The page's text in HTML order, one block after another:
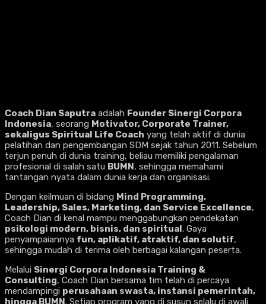
Coach Dian Saputra adalah Founder Sinergi Corpora
Indonesia, seorang Motivator, Corporate Trainer,
sekaligus Spiritual Life Coach yang telah aktif di dunia
pelatihan dan pengembangan SDM sejak tahun 2011. Sebelum
terjun penuh di dunia training, beliau memiliki pengalaman
profesional di salah satu BUMN, sehingga memahami
tantangan nyata dalam dunia kerja dan organisasi.
Dengan keilmuan di bidang Mind Programming,
Leadership, Sales, Marketing, dan Service Excellence,
Coach Dian di kenal mampu menggabungkan pendekatan
psikologi modern, bisnis, dan spiritual. Gaya
penyampaiannya fun, aplikatif, atraktif, dan solutif,
sehingga mudah di terima oleh berbagai kalangan peserta.
Melalui Sinergi Corpora Indonesia Training &
Consulting, Coach Dian bersama tim telah di percaya
mendampingi perusahaan swasta, instansi pemerintah,
hingga BUMN. Setiap program yang di susun selalu di awali